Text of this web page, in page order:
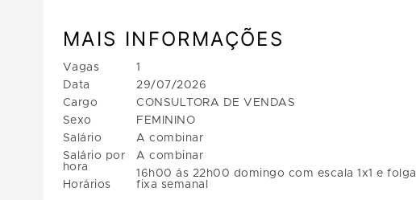
MAIS INFORMAÇÕES
Vagas
Data
Cargo
Sexo
Salário
Salário por
hora
Horários
1
29/07/2026
CONSULTORA DE VENDAS
FEMININO
A combinar
A combinar
16h00 ás 22h00 domingo com escala 1x1 e folga
fixa semanal